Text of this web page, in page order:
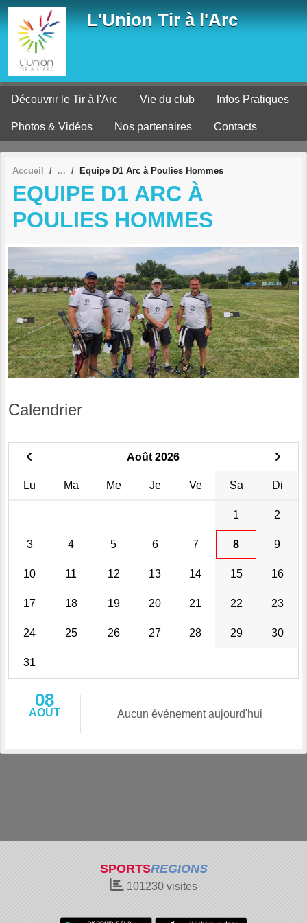
L'Union Tir à l'Arc
Découvrir le Tir à l'Arc Vie du club Infos Pratiques
Photos & Vidéos Nos partenaires Contacts
Accueil Equipe D1 Arc à Poulies Hommes
EQUIPE D1 ARC À
POULIES HOMMES
Calendrier
Août 2026
Lu Ma Me Je Ve Sa Di
1 2
3 4 5 6 7 8 9
10 11 12 13 14 15 16
17 18 19 20 21 22 23
24 25 26 27 28 29 30
31
08
AOÛT Aucun évènement aujourd'hui
SPORTSREGIONS
101230 visites
Panneau de gestion des cookies